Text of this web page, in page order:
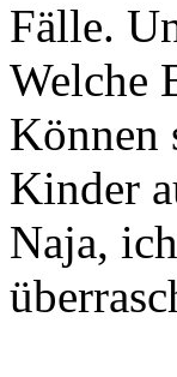
Fälle.
Welche
Können
Kinder
Naja,